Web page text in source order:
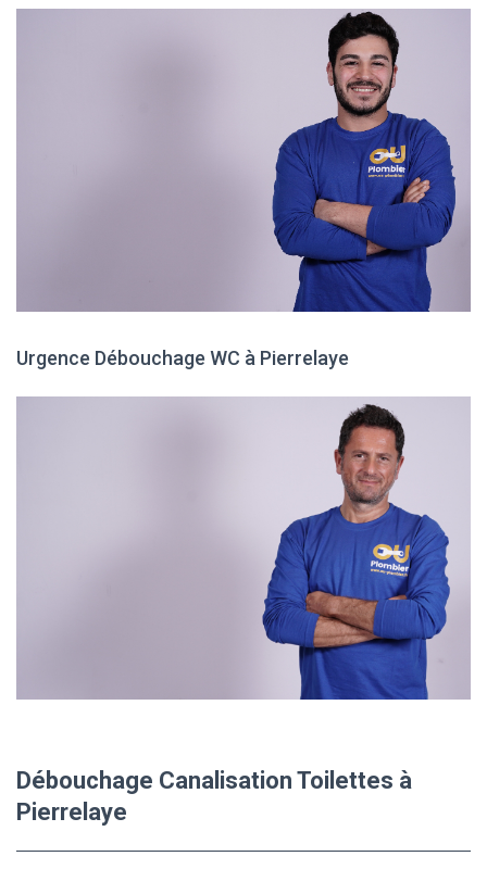
Urgence Débouchage WC à Pierrelaye
Débouchage Canalisation Toilettes à
Pierrelaye